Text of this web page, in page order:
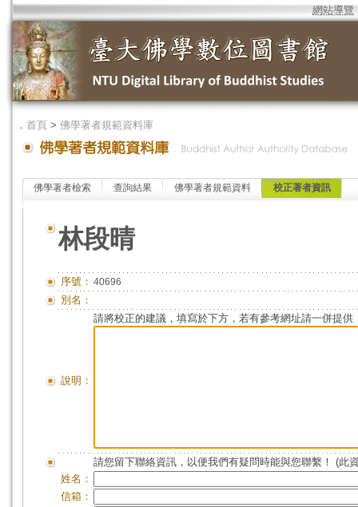
網站導覽
． 首頁 > 佛學著者規範資料庫
佛學著者檢索 查詢結果 佛學著者規範資料 校正著者資訊
林段晴
序號： 40696
別名：
說明：
請將校正的建議，填寫於下方，若有參考網址請一併提供
請您留下聯絡資訊，以便我們有疑問時能與您聯繫！ (此
姓名：
信箱：